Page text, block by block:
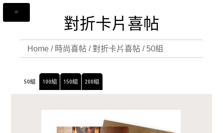
對折卡片喜帖
Home/ 時尚喜帖/對折卡片喜帖/ 50組
50組 100組 150組 200組